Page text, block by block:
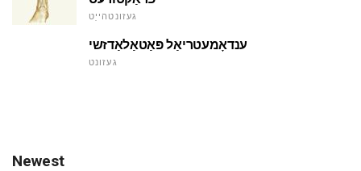
געזונטהייַט
ענדאָמעטריאַל פּאַטאַלאַדזשי
געזונט
Newest